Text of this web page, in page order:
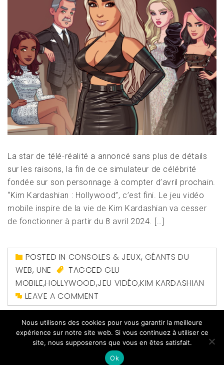
La star de télé-réalité a annoncé sans plus de détails
sur les raisons, la fin de ce simulateur de célébrité
fondée sur son personnage à compter d’avril prochain.
“Kim Kardashian : Hollywood”, c’est fini. Le jeu vidéo
mobile inspire de la vie de Kim Kardashian va cesser
de fonctionner à partir du 8 avril 2024. […]
POSTED IN CONSOLES & JEUX, GÉANTS DU
WEB,UNE TAGGEDGLU
MOBILE,HOLLYWOOD,JEU VIDÉO,KIM KARDASHIAN
LEAVE A COMMENT
Nous utilisons des cookies pour vous garantir la meilleure
expérience sur notre site web. Si vous continuez à utiliser ce
site, nous supposerons que vous en êtes satisfait.
Ok